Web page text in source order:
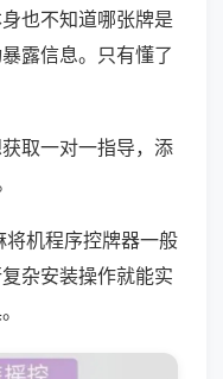
也不知道哪张牌是
露信息。只有懂了
取一对一指导，添
机程序控牌器一般
杂安装操作就能实